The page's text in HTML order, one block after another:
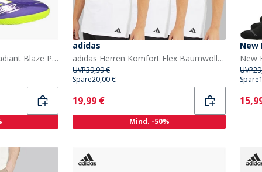
adidas Herren F50 Pro Radiant Blaze Pack IN Hallenfußballschuhe Purple Rush/Cloud White/Lucid Lemon
adidas
adidas Herren Komfort Flex Baumwolle Drei Pack Rundhals T Shirts Weiß
UVP39,99 €
Spare20,00 €
Current
19,99 €
Mind. -50%
New
UVP
Spare